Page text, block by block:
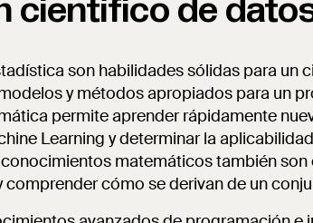
científico de
son habilidades sólidas para un
y métodos apropiados para un
permite aprender rápidamente
Learning y determinar la
matemáticos también son
cómo se derivan de un